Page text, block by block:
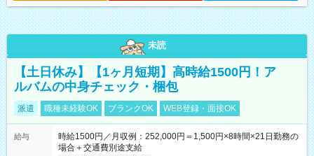
未読
【土日休み】【1ヶ月短期】高時給1500円！ア
ルバムの中身チェック・梱包
派遣 職種未経験OK ブランクOK WEB登録・面接OK
給与
時給1500円／月収例：252,000円＝1,500円×8時間×21日勤務の
場合＋交通費別途支給